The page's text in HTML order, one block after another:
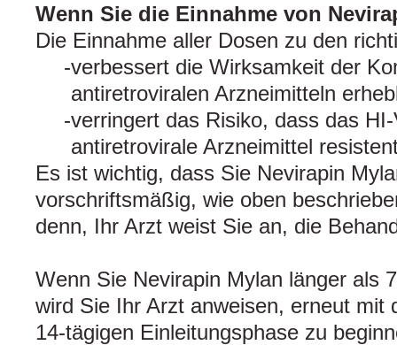
Wenn Sie die Einnahme von
Die Einnahme aller Dosen zu den
verbessert die Wirksamkeit der
antiretroviralen Arzneimitteln
verringert das Risiko, dass das
antiretrovirale Arzneimittel
Es ist wichtig, dass Sie Nevirapin
vorschriftsmäßig, wie oben
denn, Ihr Arzt weist Sie an, die
Wenn Sie Nevirapin Mylan länger als
wird Sie Ihr Arzt anweisen, erneut mit
14‑tägigen Einleitungsphase zu